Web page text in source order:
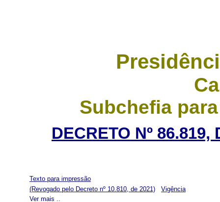
Subchefia
DECRETO Nº
Texto para impressão
Ver mais ..
(Revogado pelo Decreto nº 10.810, de 2021) Vigência